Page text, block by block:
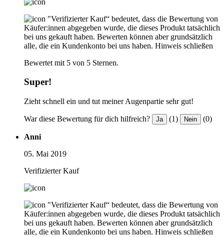
"Verifizierter Kauf“ bedeutet, dass die Bewertung von
Käufer:innen abgegeben wurde, die dieses Produkt tatsächlich
bei uns gekauft haben. Bewerten können aber grundsätzlich
alle, die ein Kundenkonto bei uns haben. Hinweis schließen
Bewertet mit 5 von 5 Sternen.
Super!
Zieht schnell ein und tut meiner Augenpartie sehr gut!
War diese Bewertung für dich hilfreich? Ja (1) Nein (0)
Anni
05. Mai 2019
Verifizierter Kauf
"Verifizierter Kauf“ bedeutet, dass die Bewertung von
Käufer:innen abgegeben wurde, die dieses Produkt tatsächlich
bei uns gekauft haben. Bewerten können aber grundsätzlich
alle, die ein Kundenkonto bei uns haben. Hinweis schließen